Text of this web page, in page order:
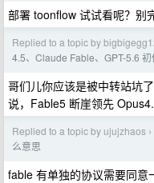
部署 toonflow 试试看呢？别
Replied to a topic by
4.5、Claude Fable、GPT-5.6 初
哥们儿你应该是被中转站坑
说，Fable5 断崖领先
Replied to a topic by ujujzhaos ›
么意思
fable 有单独的协议需要同